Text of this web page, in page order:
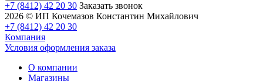
+7 (8412) 42 20 30 Заказать звонок
2026 © ИП Кочемазов Константин Михайлович
+7 (8412) 42 20 30
Компания
Условия оформления заказа
О компании
Магазины